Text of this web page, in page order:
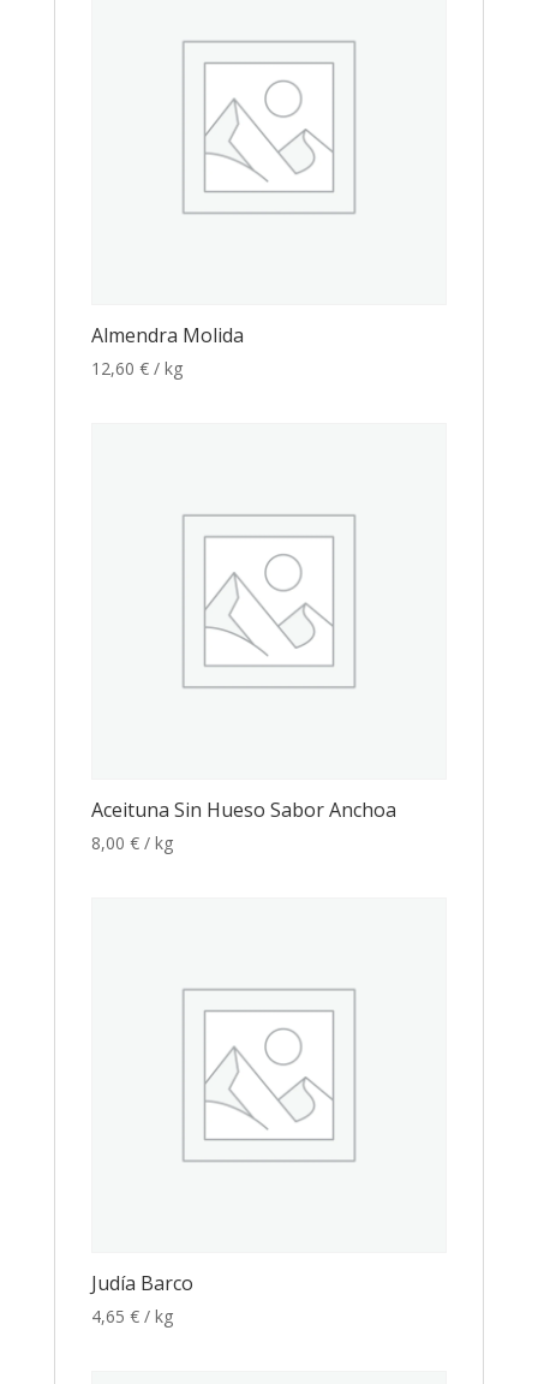
Almendra Molida
12,60 € / kg
Aceituna Sin Hueso Sabor Anchoa
8,00 € / kg
Judía Barco
4,65 € / kg